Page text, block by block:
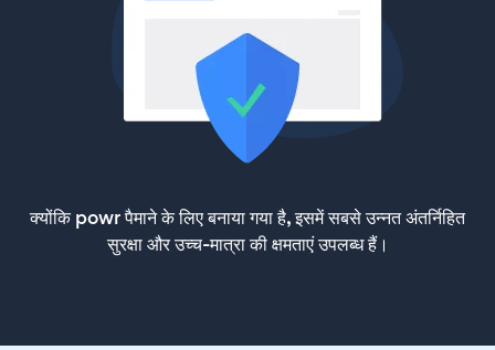
क्योंकि powr पैमाने के लिए बनाया गया है, इसमें सबसे उन्नत अंतर्निहित
सुरक्षा और उच्च-मात्रा की क्षमताएं उपलब्ध हैं।